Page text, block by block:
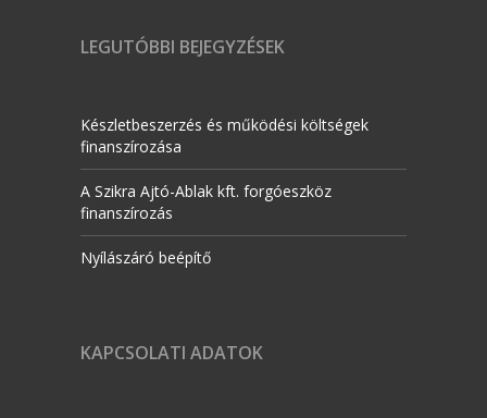
LEGUTÓBBI BEJEGYZÉSEK
Készletbeszerzés és működési költségek
finanszírozása
A Szikra Ajtó-Ablak kft. forgóeszköz
finanszírozás
Nyílászáró beépítő
KAPCSOLATI ADATOK